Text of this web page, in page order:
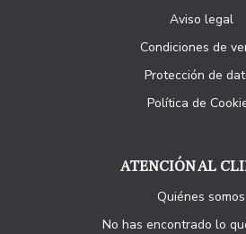
Aviso legal
Condiciones de
Protección de
Política de
ATENCIÓN AL
Quiénes somos
No has encontrado lo